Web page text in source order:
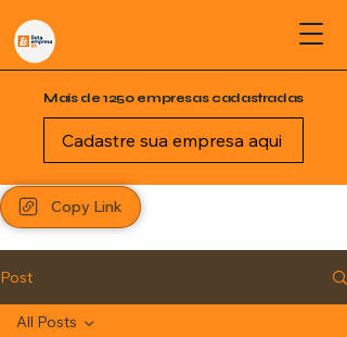
Mais de 1250 empresas cadastradas
Cadastre sua empresa aqui
Copy Link
Post
All Posts